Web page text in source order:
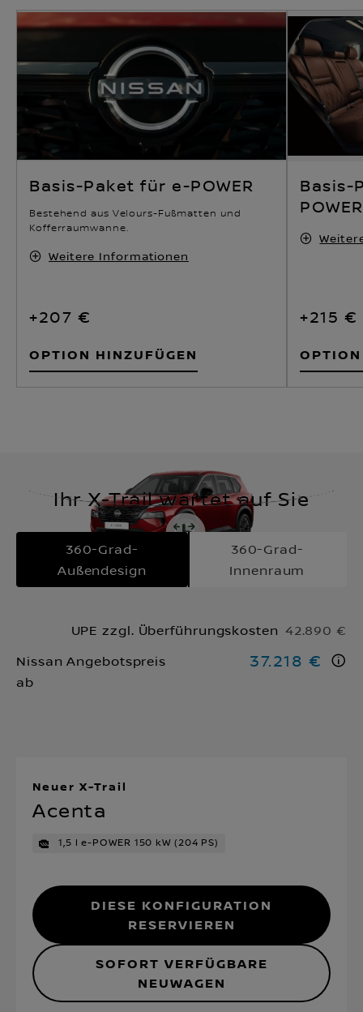
Basis-Paket für e-POWER
Bestehend aus Velours-Fußmatten und
Kofferraumwanne.
Weitere Informationen
+207 €
OPTION HINZUFÜGEN
Basis-
POWER
+215 €
Ihr X-Trail wartet auf Sie
360-Grad-
Außendesign
360-Grad-
Innenraum
UPE zzgl. Überführungskosten 42.890 €
Nissan Angebotspreis
ab
37.218 €
Neuer X-Trail
Acenta
1,5 l e-POWER 150 kW (204 PS)
Diese Konfiguration
reservieren
SOFORT VERFÜGBARE
NEUWAGEN